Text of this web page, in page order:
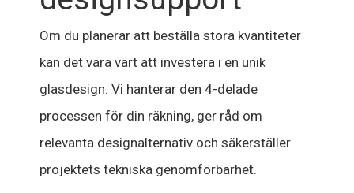
Om du planerar att beställa stora kvantiteter
kan det vara värt att investera i en unik
glasdesign. Vi hanterar den 4-delade
processen för din räkning, ger råd om
relevanta designalternativ och säkerställer
projektets tekniska genomförbarhet.